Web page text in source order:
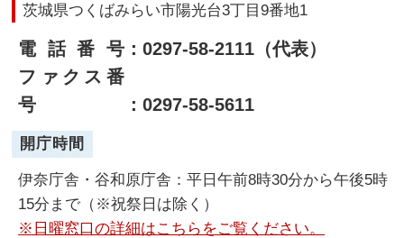
茨城県つくばみらい市陽光台3丁目9番地1
電話番号：0297-58-2111（代表）
ファクス番
号
：0297-58-5611
開庁時間
伊奈庁舎・谷和原庁舎：平日午前8時30分から午後5時
15分まで（※祝祭日は除く）
※日曜窓口の詳細はこちらをご覧ください。